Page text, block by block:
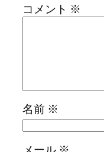
コメント ※
名前 ※